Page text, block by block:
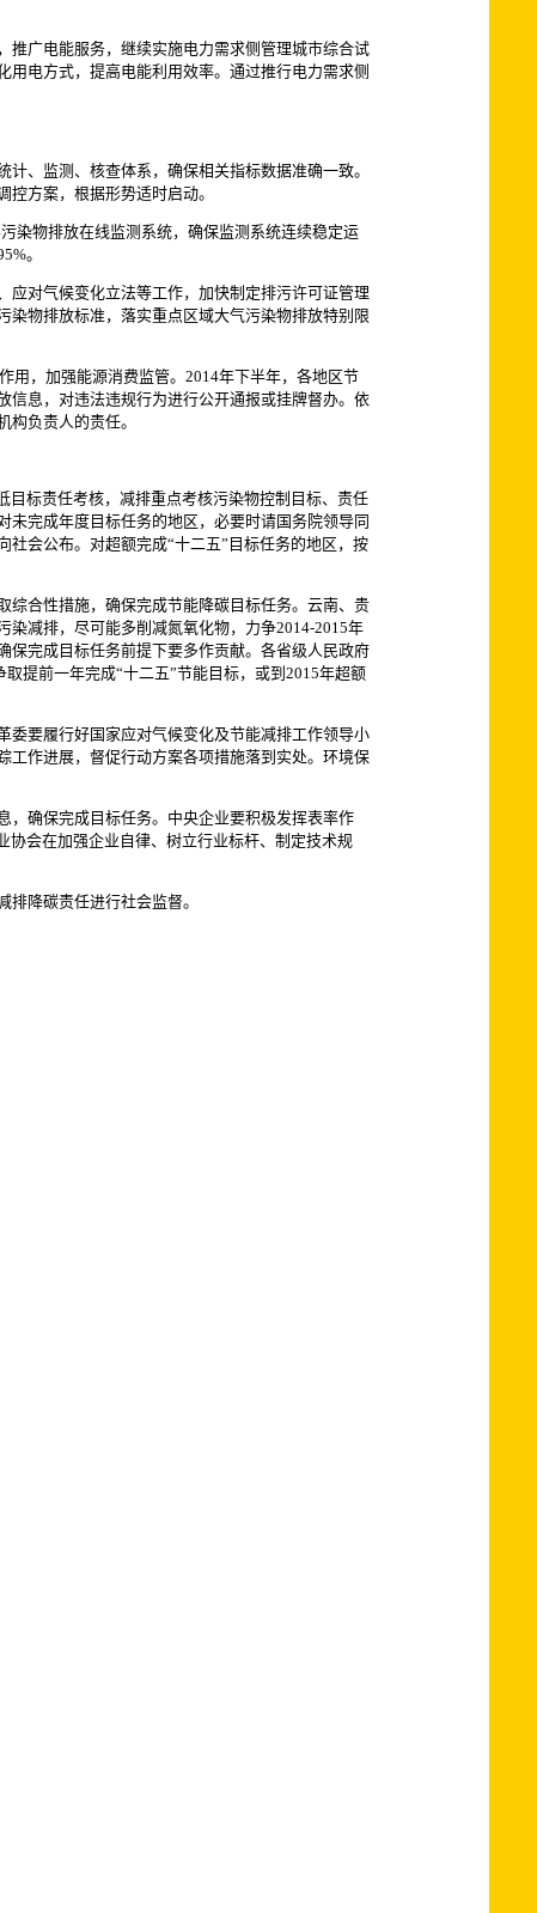
广电能服务，继续实施电力需求侧管理城市综合试
电方式，提高电能利用效率。通过推行电力需求侧
、监测、核查体系，确保相关指标数据准确一致。
方案，根据形势适时启动。
染物排放在线监测系统，确保监测系统连续稳定运
。
对气候变化立法等工作，加快制定排污许可证管理
物排放标准，落实重点区域大气污染物排放特别限
，加强能源消费监管。2014年下半年，各地区节
信息，对违法违规行为进行公开通报或挂牌督办。依
负责人的责任。
标责任考核，减排重点考核污染物控制目标、责任
完成年度目标任务的地区，必要时请国务院领导同
会公布。对超额完成“十二五”目标任务的地区，按
合性措施，确保完成节能降碳目标任务。云南、贵
减排，尽可能多削减氮氧化物，力争2014-2015年
保完成目标任务前提下要多作贡献。各省级人民政府
提前一年完成“十二五”节能目标，或到2015年超额
要履行好国家应对气候变化及节能减排工作领导小
工作进展，督促行动方案各项措施落到实处。环境保
确保完成目标任务。中央企业要积极发挥表率作
协会在加强企业自律、树立行业标杆、制定技术规
降碳责任进行社会监督。